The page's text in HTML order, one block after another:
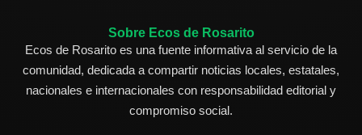
Sobre Ecos de Rosarito
Ecos de Rosarito es una fuente informativa al servicio de la
comunidad, dedicada a compartir noticias locales, estatales,
nacionales e internacionales con responsabilidad editorial y
compromiso social.